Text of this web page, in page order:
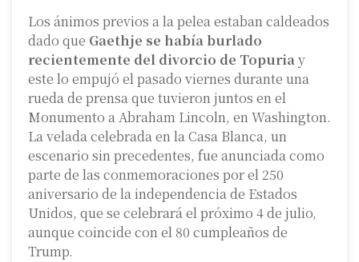
Los ánimos previos a la pelea estaban caldeados
dado que Gaethje se había burlado
recientemente del divorcio de Topuriay
este lo empujó el pasado viernes durante una
rueda de prensa que tuvieron juntos en el
Monumento a Abraham Lincoln, en Washington.
La velada celebrada en la Casa Blanca, un
escenario sin precedentes, fue anunciada como
parte de las conmemoraciones por el 250
aniversario de la independencia de Estados
Unidos, que se celebrará el próximo 4 de julio,
aunque coincide con el 80 cumpleaños de
Trump.